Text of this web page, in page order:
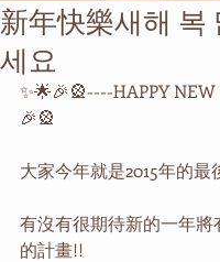
新年快樂새해 복
세요
✨🌟🎉🎡----HAPPY
🎉🎡
大家今年就是2015年的最
有沒有很期待新的一年
的計畫!!